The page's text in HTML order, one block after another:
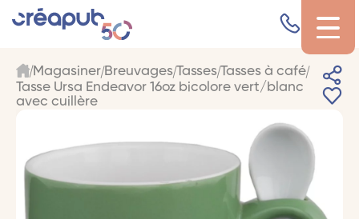
Magasiner Breuvages Tasses Tasses à café
Tasse Ursa Endeavor 16oz bicolore vert/blanc
avec cuillère